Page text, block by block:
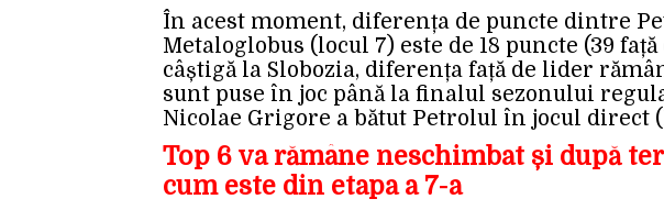
În acest moment, diferența de puncte dintre
Metaloglobus (locul 7) este de 18 puncte (39 față
câștigă la Slobozia, diferența față de lider
sunt puse în joc până la finalul sezonului
Nicolae Grigore a bătut Petrolul în jocul direct
Top 6 va rămâne neschimbat și după
cum este din etapa a 7-a